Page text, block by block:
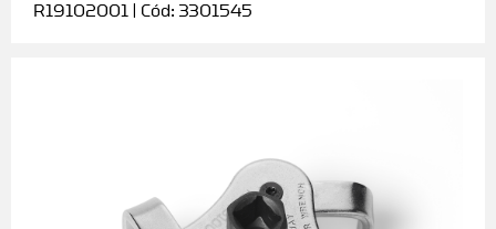
R19102001 | Cód: 3301545